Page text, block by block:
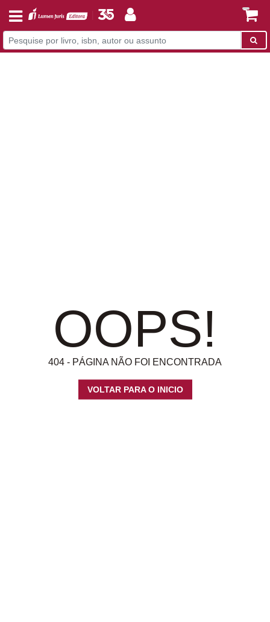
OOPS!
404 - PÁGINA NÃO FOI ENCONTRADA
VOLTAR PARA O INICIO